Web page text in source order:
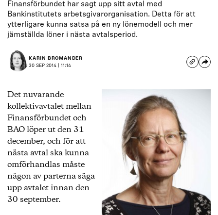
Finansförbundet har sagt upp sitt avtal med
Bankinstitutets arbetsgivarorganisation. Detta för att
ytterligare kunna satsa på en ny lönemodell och mer
jämställda löner i nästa avtalsperiod.
KARIN BROMANDER
30 SEP 2014 | 11:14
Det nuvarande
kollektivavtalet mellan
Finansförbundet och
BAO löper ut den 31
december, och för att
nästa avtal ska kunna
omförhandlas måste
någon av parterna säga
upp avtalet innan den
30 september.